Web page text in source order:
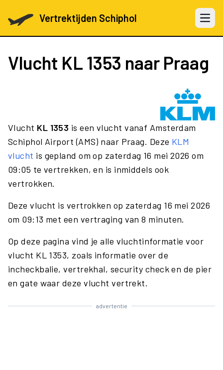
Vertrektijden Schiphol Open
Vlucht KL 1353 naar Praag
Vlucht KL 1353 is een vlucht vanaf Amsterdam
Schiphol Airport (AMS) naar Praag. Deze KLM
vlucht is gepland om op zaterdag 16 mei 2026 om
09:05 te vertrekken, en is inmiddels ook
vertrokken.
Deze vlucht is vertrokken op zaterdag 16 mei 2026
om 09:13 met een vertraging van 8 minuten.
Op deze pagina vind je alle vluchtinformatie voor
vlucht KL 1353, zoals informatie over de
incheckbalie, vertrekhal, security check en de pier
en gate waar deze vlucht vertrekt.
advertentie